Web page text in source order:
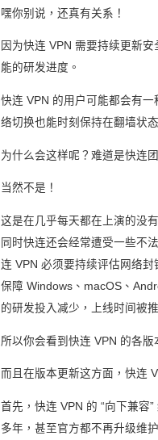
嘿你别说，还真有关系！
因为快连 VPN 需要持续更新
能的研发进度。
快连 VPN 的用户可能都会有
络切换也能时刻保持在翻墙状态
为什么会这样呢？难道是快连
当然不是！
这是在几乎每天都在上演的没
同时快连还会经常遭受一些不
连 VPN 必须要持续评估网络
保障 Windows、macOS、
的研发投入减少，上线时间被推
所以你会看到快连 VPN 的各
而且在版本更新这方面，快连
首先，快连 VPN 的 “向下兼容
多年，甚至官方都不再升级维